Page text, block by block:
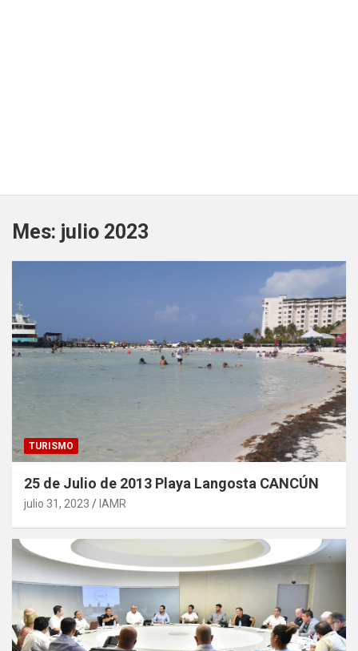
Mes: julio 2023
TURISMO
25 de Julio de 2013 Playa Langosta CANCÚN
julio 31, 2023 IAMR